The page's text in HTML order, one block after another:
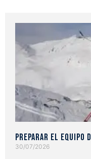
Preparar el equipo
30/07/2026